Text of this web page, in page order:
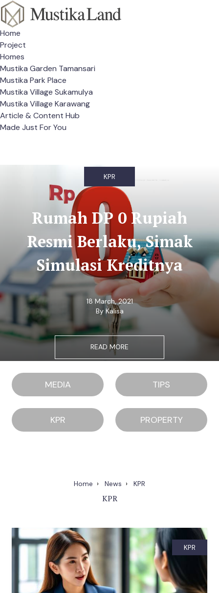
Home
Project
Homes
Mustika Garden Tamansari
Mustika Park Place
Mustika Village Sukamulya
Mustika Village Karawang
Article & Content Hub
Made Just For You
KPR
Rumah DP 0 Rupiah
Resmi Berlaku, Simak
Simulasi Kreditnya
18 March, 2021
By Kalisa
READ MORE
MEDIA TIPS
KPR PROPERTY
Home News KPR
KPR
KPR